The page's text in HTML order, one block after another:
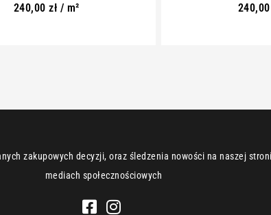
240,00 zł / m² 240,00
zakupowych decyzji, oraz śledzenia nowości na naszej
mediach społecznościowych